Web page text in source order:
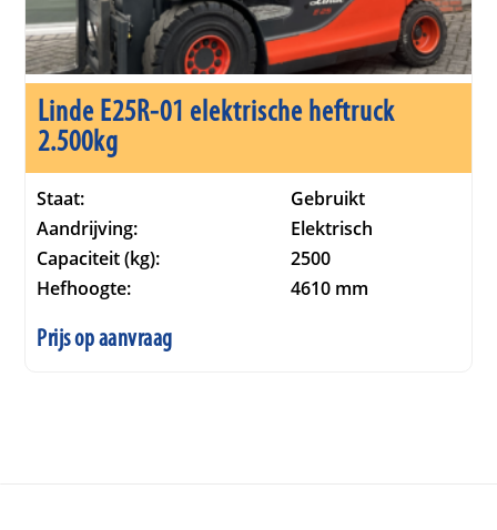
Linde E25R-01 elektrische heftruck
2.500kg
Staat:
Gebruikt
Aandrijving:
Elektrisch
Capaciteit (kg):
2500
Hefhoogte:
4610 mm
Prijs op aanvraag